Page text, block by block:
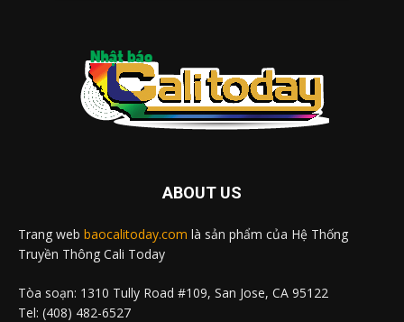
ABOUT US
Trang web baocalitoday.com là sản phẩm của Hệ Thống
Truyền Thông Cali Today
Tòa soạn: 1310 Tully Road #109, San Jose, CA 95122
Tel: (408) 482-6527